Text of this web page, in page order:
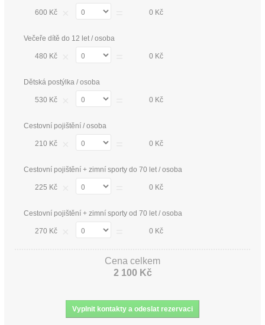
600 Kč 0 Kč
Večeře dítě do 12 let / osoba
480 Kč 0 Kč
Dětská postýlka / osoba
530 Kč 0 Kč
Cestovní pojištění / osoba
210 Kč 0 Kč
Cestovní pojištění + zimní sporty do 70 let / osoba
225 Kč 0 Kč
Cestovní pojištění + zimní sporty od 70 let / osoba
270 Kč 0 Kč
Cena celkem
2 100 Kč